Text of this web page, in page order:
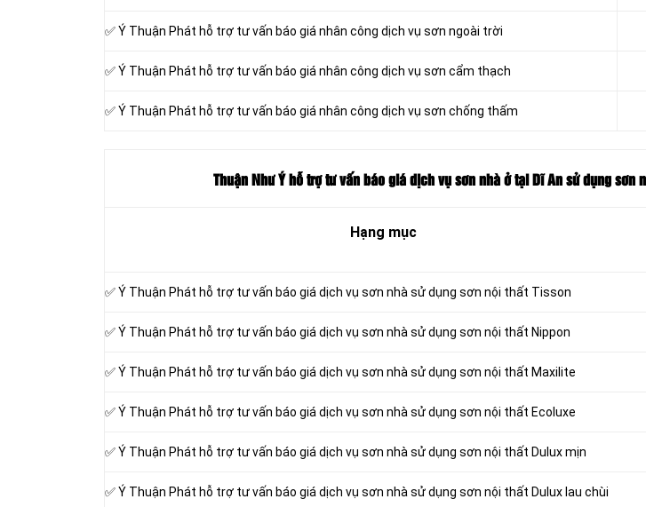
✅ Ý Thuận Phát hỗ trợ tư vấn báo giá nhân công dịch vụ sơn ngoài trời
✅ Ý Thuận Phát hỗ trợ tư vấn báo giá nhân công dịch vụ sơn cẩm thạch
✅ Ý Thuận Phát hỗ trợ tư vấn báo giá nhân công dịch vụ sơn chống thấm
Thuận Như Ý hỗ trợ tư vấn báo giá dịch vụ sơn nhà ở tại Dĩ An sử dụng sơn
Hạng mục
✅ Ý Thuận Phát hỗ trợ tư vấn báo giá dịch vụ sơn nhà sử dụng sơn nội thất Tisson
✅ Ý Thuận Phát hỗ trợ tư vấn báo giá dịch vụ sơn nhà sử dụng sơn nội thất Nippon
✅ Ý Thuận Phát hỗ trợ tư vấn báo giá dịch vụ sơn nhà sử dụng sơn nội thất Maxilite
✅ Ý Thuận Phát hỗ trợ tư vấn báo giá dịch vụ sơn nhà sử dụng sơn nội thất Ecoluxe
✅ Ý Thuận Phát hỗ trợ tư vấn báo giá dịch vụ sơn nhà sử dụng sơn nội thất Dulux mịn
✅ Ý Thuận Phát hỗ trợ tư vấn báo giá dịch vụ sơn nhà sử dụng sơn nội thất Dulux lau chùi